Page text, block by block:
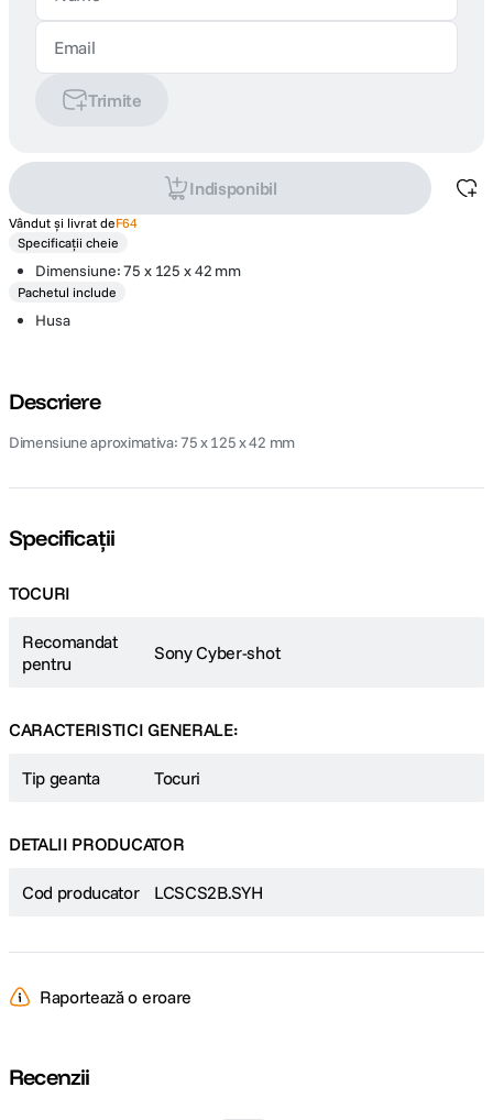
Trimite
Indisponibil
Vândut și livrat deF64
Specificații cheie
Dimensiune: 75 x 125 x 42 mm
Pachetul include
Husa
Descriere
Dimensiune aproximativa: 75 x 125 x 42 mm
Specificații
TOCURI
Recomandat
pentru
Sony Cyber-shot
CARACTERISTICI GENERALE:
Tip geanta Tocuri
DETALII PRODUCATOR
Cod producator LCSCS2B.SYH
Raportează o eroare
Recenzii